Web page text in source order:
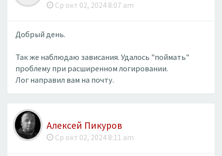
Ср окт 02, 2024 8:07 am
Добрый день.
Так же наблюдаю зависания. Удалось "поймать"
проблему при расширенном логировании.
Лог направил вам на почту.
Алексей Пикуров
Ср окт 02, 2024 8:11 am